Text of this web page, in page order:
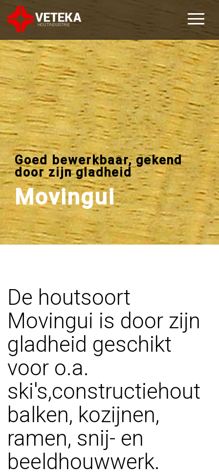
Goed bewerkbaar, gekend
door zijn gladheid
Movingui
De houtsoort
Movingui is door zijn
gladheid geschikt
voor o.a.
ski's,constructiehout
balken, kozijnen,
ramen, snij- en
beeldhouwwerk.